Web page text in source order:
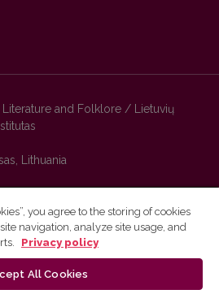
Literature and Folklore / Lietuvių
Lithuania
and metadata are distributed by
you agree to the storing of cookies
navigation, analyze site usage, and
Privacy policy
All Cookies